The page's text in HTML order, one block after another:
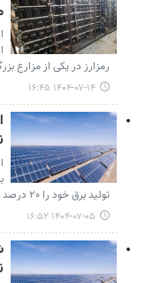
رمزارز در یکی از مزارع
۱۴۰۴-۰۷-۱۴ ۱۶:۴۵
تولید برق خود را ۲۰ درصد بالاتر از میانگین کشوری ارتقا داده است.
۱۴۰۴-۰۷-۰۵ ۱۶:۵۲